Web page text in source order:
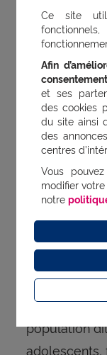
CNP
sur vos
avec
Avant
est
un
VRAI :Cette
plus
population
adolescents,
Ce site
Afin
consentement
et ses
des cookies
du site ainsi
des
centres
Vous
modifier
notre